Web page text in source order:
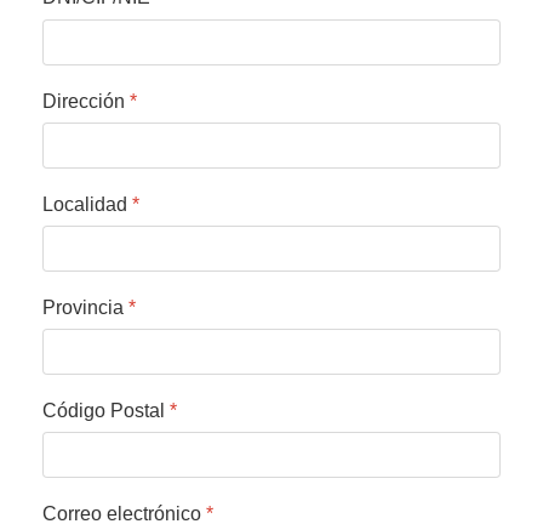
Dirección *
Localidad *
Provincia *
Código Postal *
Correo electrónico *